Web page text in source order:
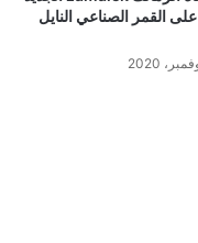
2021 على القمر الصناعي النايل